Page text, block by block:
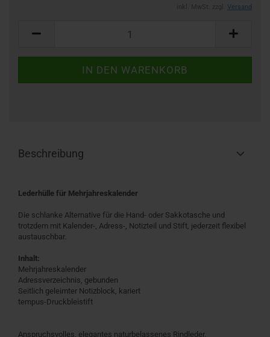
Versand
Beschreibung
Lederhülle für Mehrjahreskalender
Die schlanke Alternative für die Hand- oder Sakkotasche und
trotzdem mit Kalender-, Adress-, Notizteil und Stift, jederzeit flexibel
austauschbar.
Inhalt:
Mehrjahreskalender
Adressverzeichnis, gebunden
Seitlich geleimter Notizblock, kariert
tempus-Druckbleistift
Anspruchsvolles, elegantes naturbelassenes Rindleder.